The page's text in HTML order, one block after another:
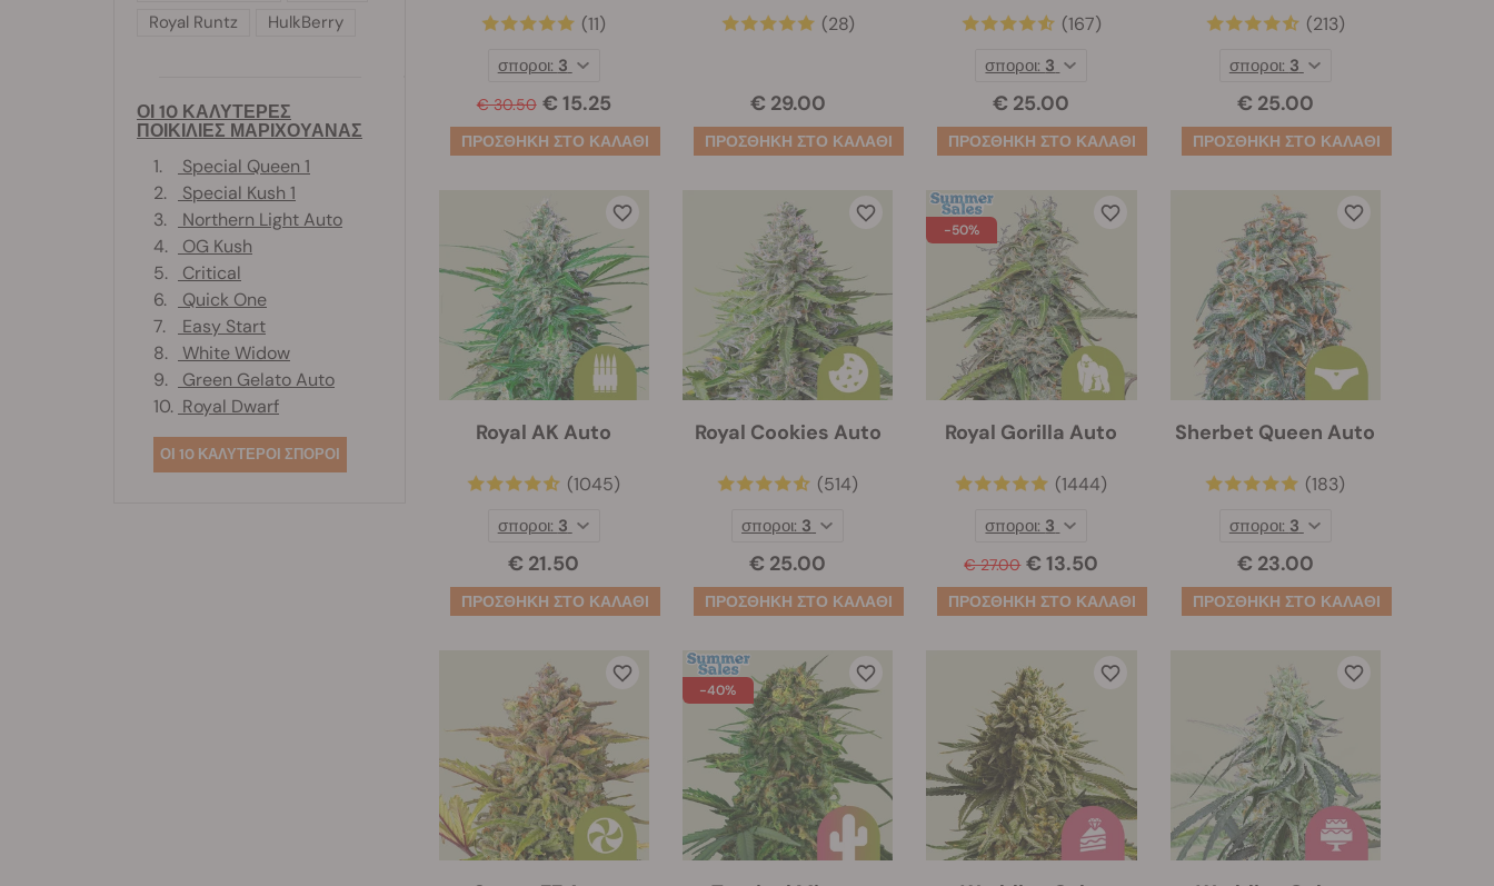
(11)
€ 30.50 € 15.25
σποροι: 3
(28)
€ 29.00
(167)
€ 25.00
σποροι: 3
(213)
€ 25.00
σποροι: 3
Royal AK Auto
(1045)
€ 21.50
σποροι: 3
Royal Cookies Auto
(514)
€ 25.00
σποροι: 3
-50%
Royal Gorilla Auto
(1444)
€ 27.00 € 13.50
σποροι: 3
Sherbet Queen Auto
(183)
€ 23.00
σποροι: 3
-40%
Royal Runtz
HulkBerry
ΟΙ 10 ΚΑΛΥΤΕΡΕΣ
ΠΟΙΚΙΛΙΕΣ ΜΑΡΙΧΟΥΑΝΑΣ
1.
Special Queen 1
2.
Special Kush 1
3.
Northern Light Auto
4.
OG Kush
5.
Critical
6.
Quick One
7.
Easy Start
8.
White Widow
9.
Green Gelato Auto
10. Royal Dwarf
ΟΙ 10 ΚΑΛΥΤΕΡΟΙ ΣΠΟΡΟΙ